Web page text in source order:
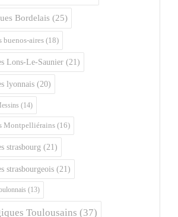
Bordelais (25)
buenos-aires (18)
Lons-Le-Saunier (21)
lyonnais (20)
(14)
Montpelliérains (16)
strasbourg (21)
strasbourgeois (21)
(13)
Toulousains (37)